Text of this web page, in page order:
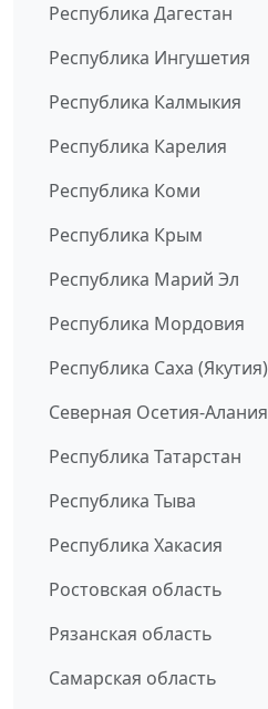
Республика Дагестан
Республика Ингушетия
Республика Калмыкия
Республика Карелия
Республика Коми
Республика Крым
Республика Марий Эл
Республика Мордовия
Республика Саха (Якутия)
Северная Осетия-Алания
Республика Татарстан
Республика Тыва
Республика Хакасия
Ростовская область
Рязанская область
Самарская область